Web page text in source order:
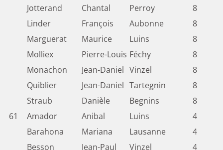
Jotterand Chantal Perroy
8
Linder
François Aubonne
8
Marguerat
Maurice Luins
8
Molliex
Pierre-Louis Féchy
8
Monachon
Jean-Daniel Vinzel
8
Quiblier
Jean-Daniel Tartegnin
8
Straub
Danièle Begnins
8
61
Amador Anibal Luins
4
Barahona
Mariana Lausanne
4
Besson
Jean-Paul Vinzel
4